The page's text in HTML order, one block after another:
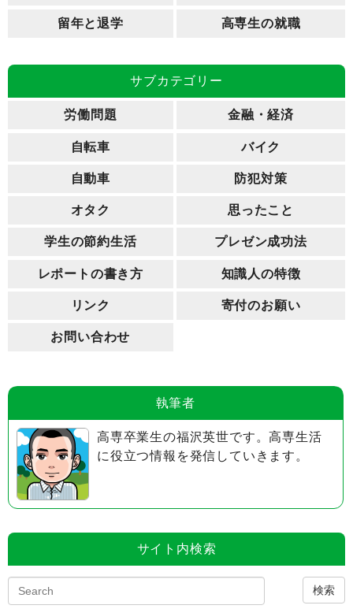
留年と退学 高専生の就職
サブカテゴリー
労働問題 金融・経済
自転車 バイク
自動車 防犯対策
オタク 思ったこと
学生の節約生活 プレゼン成功法
レポートの書き方 知識人の特徴
リンク 寄付のお願い
お問い合わせ
執筆者
高専卒業生の福沢英世です。高専生活
に役立つ情報を発信していきます。
サイト内検索
検索